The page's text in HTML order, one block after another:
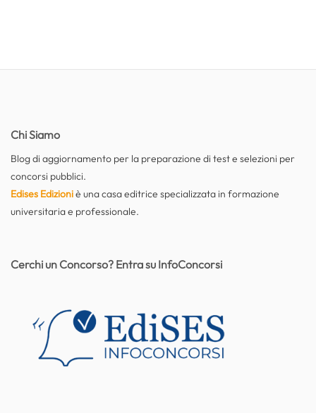
Chi Siamo
Blog di aggiornamento per la preparazione di test e selezioni per
concorsi pubblici.
Edises Edizioniè una casa editrice specializzata in formazione
universitaria e professionale.
Cerchi un Concorso? Entra su InfoConcorsi